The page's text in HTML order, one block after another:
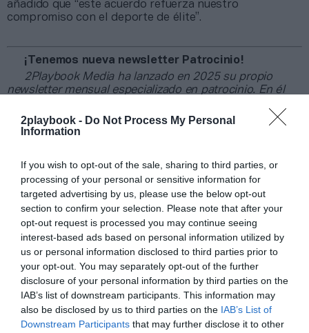
2playbook - Do Not Process My Personal
Information
If you wish to opt-out of the sale, sharing to third parties, or
processing of your personal or sensitive information for
targeted advertising by us, please use the below opt-out
section to confirm your selection. Please note that after your
opt-out request is processed you may continue seeing
interest-based ads based on personal information utilized by
us or personal information disclosed to third parties prior to
your opt-out. You may separately opt-out of the further
disclosure of your personal information by third parties on the
IAB’s list of downstream participants. This information may
also be disclosed by us to third parties on the IAB’s List of
Downstream Participants that may further disclose it to other
añadido que “este acuerdo refuerza nuestro
compromiso con el deporte de élite”.
¡Tenemos nueva newsletter Patrocinio!
2Playbook Media ha lanzado en 2025 su propio
newsletter mensual especializado en patrocinio. En él
marcado la actualidad del sector, además de ofrecer un
recap de los principales contratos de patrocinio
principales marcas.Aquí puedes apuntarte gratis.
Añadir2Playbookcomo fuente preferida de Google
de forma gratuita
Mantente informado con las últimas noticias de actualidad.
ACTIVAR AHORA
Compartir
Imprimir